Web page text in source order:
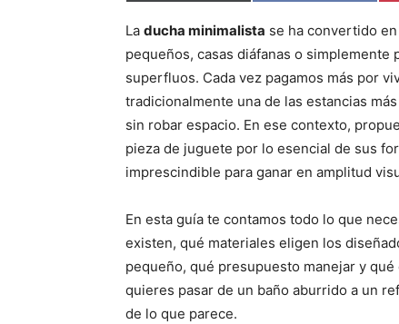
p
a
r
t
i
e
n
a
r
t
i
e
n
La ducha minimalista se ha convertido
pequeños, casas diáfanas o
superfluos. Cada vez pagamos más por
tradicionalmente una de las estancias
sin robar espacio. En ese contexto,
pieza de juguete por lo esencial de sus
imprescindible para ganar en amplitud
En esta guía te contamos todo lo que
existen, qué materiales eligen los
pequeño, qué presupuesto manejar y
quieres pasar de un baño aburrido a un
de lo que parece.